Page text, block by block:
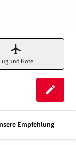
und Hotel
Empfehlung